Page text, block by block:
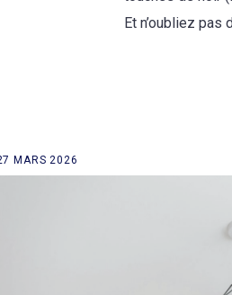
Et n’oubliez
des news
MARS 2026